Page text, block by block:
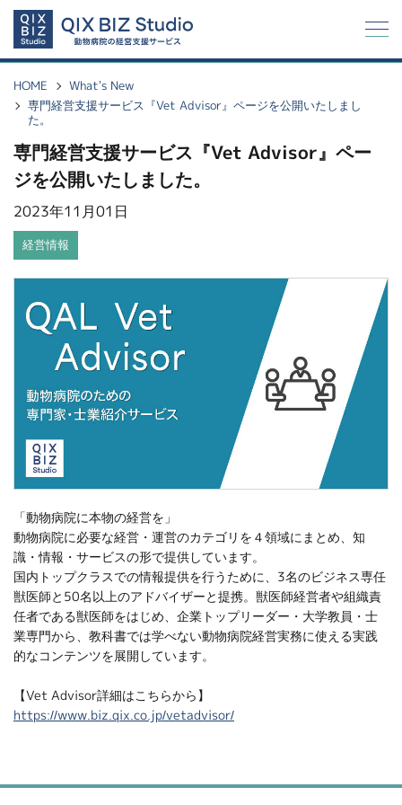
Q
X
HOME
What’s New
専門経営支援サービス『Vet Advisor』ページを公開いたしまし
た。
専門経営支援サービス『Vet Advisor』ペー
ジを公開いたしました。
2023年11月01日
経営情報
「動物病院に本物の経営を」
動物病院に必要な経営・運営のカテゴリを４領域にまとめ、知
識・情報・サービスの形で提供しています。
国内トップクラスでの情報提供を行うために、3名のビジネス専任
獣医師と50名以上のアドバイザーと提携。獣医師経営者や組織責
任者である獣医師をはじめ、企業トップリーダー・大学教員・士
業専門から、教科書では学べない動物病院経営実務に使える実践
的なコンテンツを展開しています。
【Vet Advisor詳細はこちらから】
https://www.biz.qix.co.jp/vetadvisor/